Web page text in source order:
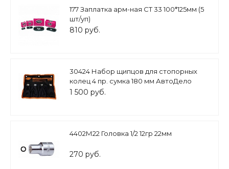
177 Заплатка арм-ная СТ 33 100*125мм (5
шт/уп)
810 руб.
30424 Набор щипцов для стопорных
колец 4 пр. сумка 180 мм АвтоДело
1 500 руб.
4402М22 Головка 1/2 12гр 22мм
270 руб.